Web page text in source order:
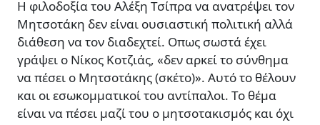
Η φιλοδοξία του Αλέξη Τσίπρα να ανατρέψει τον
Μητσοτάκη δεν είναι ουσιαστική πολιτική αλλά
διάθεση να τον διαδεχτεί. Οπως σωστά έχει
γράψει ο Νίκος Κοτζιάς, «δεν αρκεί το σύνθηµα
να πέσει ο Μητσοτάκης (σκέτο)». Αυτό το θέλουν
και οι εσωκοµµατικοί του αντίπαλοι. Το θέµα
είναι να πέσει µαζί του ο µητσοτακισµός και όχι